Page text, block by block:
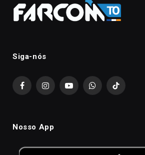
Siga-nós
FacebookInstagramYouTubeWhatsAppTikTok
Nosso App